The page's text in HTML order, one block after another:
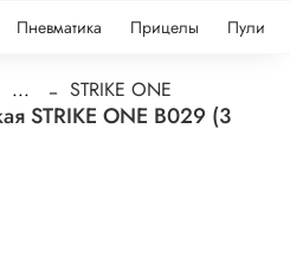
Пневматика Прицелы Пули
... STRIKE ONE
STRIKE ONE B029 (3